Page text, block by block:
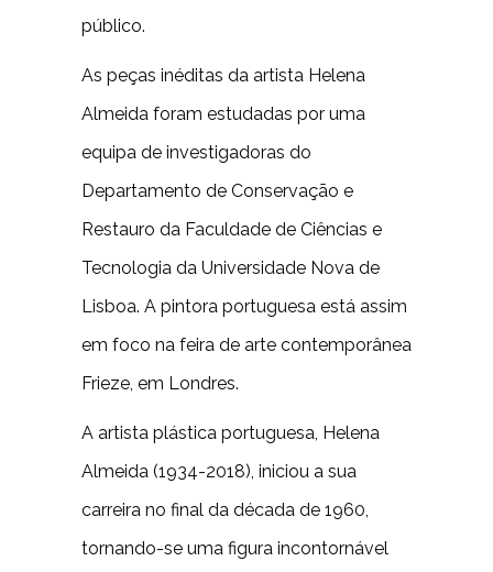
público.
As peças inéditas da artista Helena
Almeida foram estudadas por uma
equipa de investigadoras do
Departamento de Conservação e
Restauro da Faculdade de Ciências e
Tecnologia da Universidade Nova de
Lisboa. A pintora portuguesa está assim
em foco na feira de arte contemporânea
Frieze, em Londres.
A artista plástica portuguesa, Helena
Almeida (1934-2018), iniciou a sua
carreira no final da década de 1960,
tornando-se uma figura incontornável